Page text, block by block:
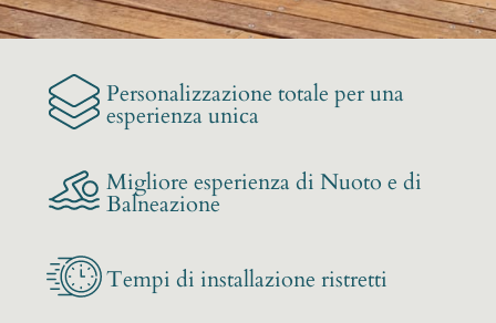
Personalizzazione totale per una
esperienza unica
Migliore esperienza di Nuoto e di
Balneazione
Tempi di installazione ristretti